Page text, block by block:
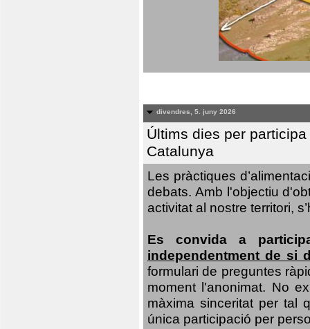
divendres, 5. juny 2026
Últims dies per
Catalunya
Les pràctiques
debats. Amb l'objectiu
activitat al nostre territori,
Es convida a
independentment de si
formulari de preguntes
moment l'anonimat. No
màxima sinceritat per tal
única participació per